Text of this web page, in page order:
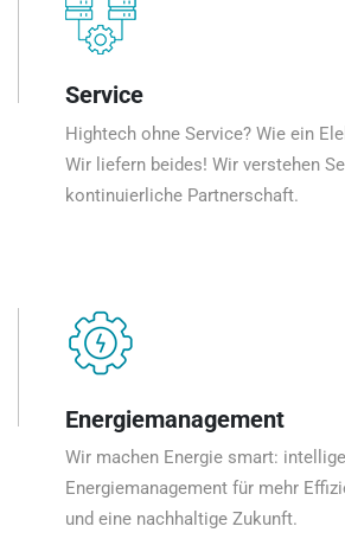
Service
Hightech ohne Service? Wie ein
Wir liefern beides! Wir verstehen
kontinuierliche Partnerschaft.
Energiemanagement
Wir machen Energie smart:
Energiemanagement für mehr
und eine nachhaltige Zukunft.